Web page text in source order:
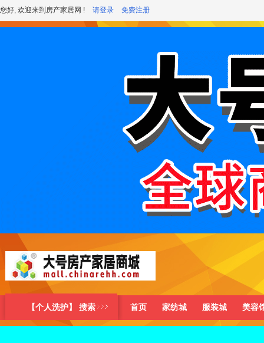
您好, 欢迎来到房产家居网 ! 请登录 免费注册
【个人洗护】 搜索 首页 家纺城 服装城 美容